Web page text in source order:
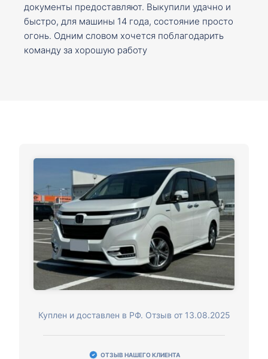
документы предоставляют. Выкупили удачно и
быстро, для машины 14 года, состояние просто
огонь. Одним словом хочется поблагодарить
команду за хорошую работу
Куплен и доставлен в РФ. Отзыв от 13.08.2025
ОТЗЫВ НАШЕГО КЛИЕНТА